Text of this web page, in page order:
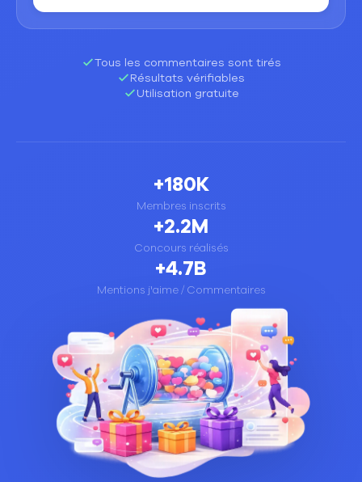
Tous les commentaires sont tirés
Résultats vérifiables
Utilisation gratuite
+180K
Membres inscrits
+2.2M
Concours réalisés
+4.7B
Mentions j'aime / Commentaires